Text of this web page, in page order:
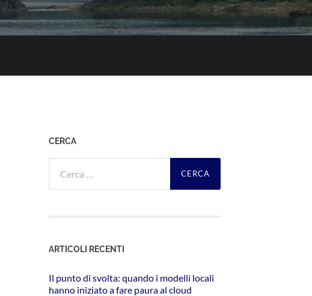
CERCA
per:
ARTICOLI RECENTI
Il punto di svolta: quando i modelli locali
hanno iniziato a fare paura al cloud